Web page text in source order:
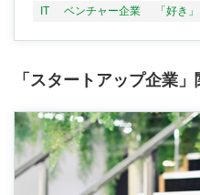
IT ベンチャー企業 「好き
「スタートアップ企業